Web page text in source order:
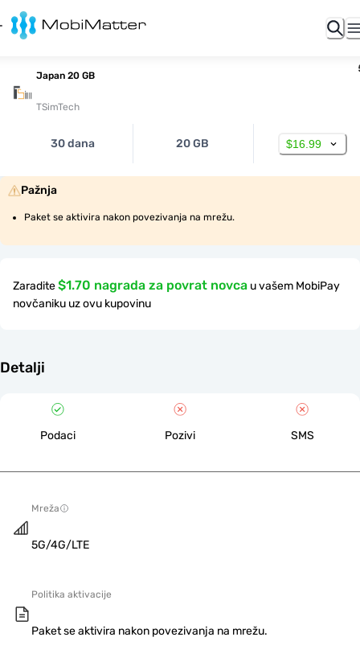
Japan 20 GB
TSimTech
30 dana 20 GB $16.99
Pažnja
Paket se aktivira nakon povezivanja na mrežu.
Zaradite$1.70 nagrada za povrat novca u vašem MobiPay
novčaniku uz ovu kupovinu
Detalji
Podaci Pozivi SMS
Mreža
5G/4G/LTE
Politika aktivacije
Paket se aktivira nakon povezivanja na mrežu.